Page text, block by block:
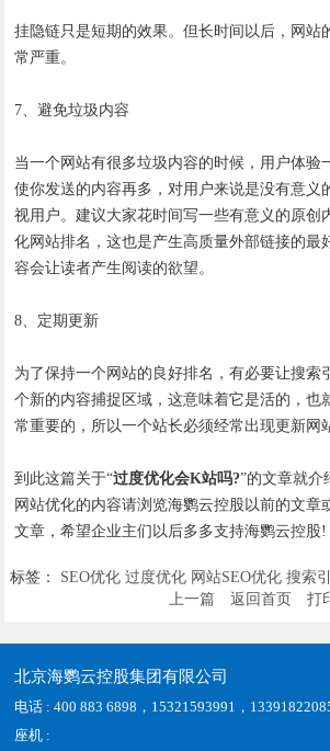
挂隐链只是短期的效果。但长时间以后，网站
常严重。
7、避免垃圾内容
当一个网站有很多垃圾内容的时候，用户体验
使你发送的内容再多，对用户来说是没有意义
视用户。建议大家花时间写一些有意义的原创
化网站排名，这也是产生高质量外部链接的最
容会让读者产生阅读的欲望。
8、定期更新
为了保持一个网站的良好排名，有必要让搜索
个新的内容捕捉区域，这意味着它是活的，也
常重要的，所以一个站长必须经常出现更新网
到此这篇关于“过度优化会K站吗?”的文章就介
网站优化的内容请浏览海鹦云控股以前的文章
文章，希望企业主们以后多多支持海鹦云控股!
标签： SEO优化 过度优化 网站SEO优化 搜索
上一篇
返回首页 打
北京海鹦云控股集团有限公司
电话 : 400 883 6898，15321593991，
座机 :